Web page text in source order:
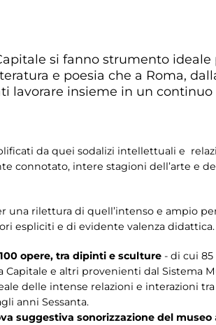
si fanno strumento
e poesia che a Roma,
lavorare insieme in un
da quei sodalizi intellettuali e
connotato, intere stagioni dell’arte e
rilettura di quell’intenso e ampio
espliciti e di evidente valenza didattica.
100 opere, tra dipinti e sculture - di cui
e altri provenienti dal Sistema
delle intense relazioni e interazioni
anni Sessanta.
suggestiva sonorizzazione del museo